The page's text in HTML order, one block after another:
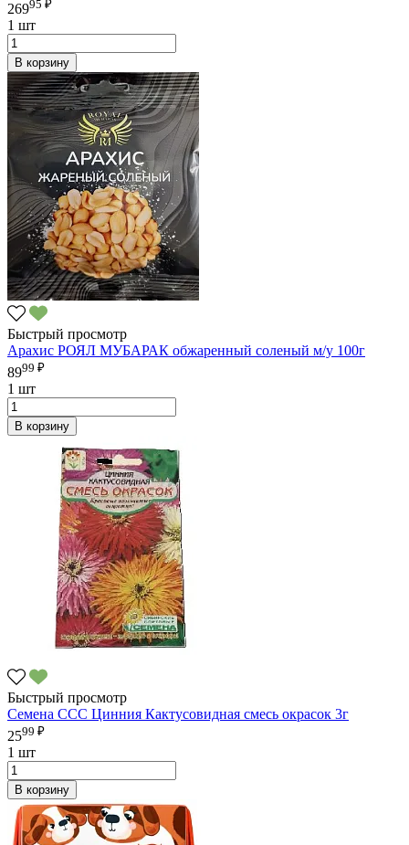
26995 ₽
1 шт
В корзину
Быстрый просмотр
Арахис РОЯЛ МУБАРАК обжаренный соленый м/у 100г
8999 ₽
1 шт
В корзину
Быстрый просмотр
Семена ССС Цинния Кактусовидная смесь окрасок 3г
2599 ₽
1 шт
В корзину